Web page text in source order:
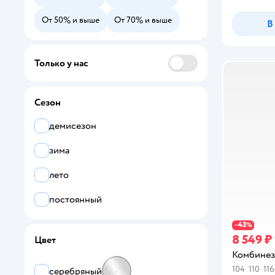
В
−43%
8 549 ₽
104 110 116
16
18
22.5
От 50% и выше От 70% и выше
Только у нас
Сезон
демисезон
зима
лето
постоянный
Цвет
серебряный